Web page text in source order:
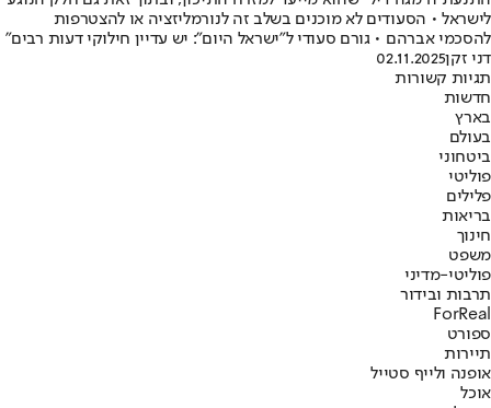
לישראל • הסעודים לא מוכנים בשלב זה לנורמליזציה או להצטרפות
להסכמי אברהם • גורם סעודי ל"ישראל היום": יש עדיין חילוקי דעות רבים"
דני זקן02.11.2025
תגיות קשורות
חדשות
בארץ
בעולם
ביטחוני
פוליטי
פלילים
בריאות
חינוך
משפט
פוליטי-מדיני
תרבות ובידור
ForReal
ספורט
תיירות
אופנה ולייף סטייל
אוכל